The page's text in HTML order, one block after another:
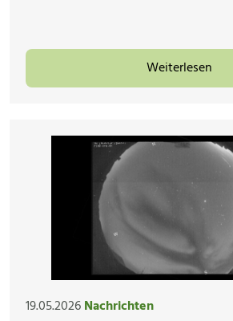
Weiterlesen
19.05.2026Nachrichten